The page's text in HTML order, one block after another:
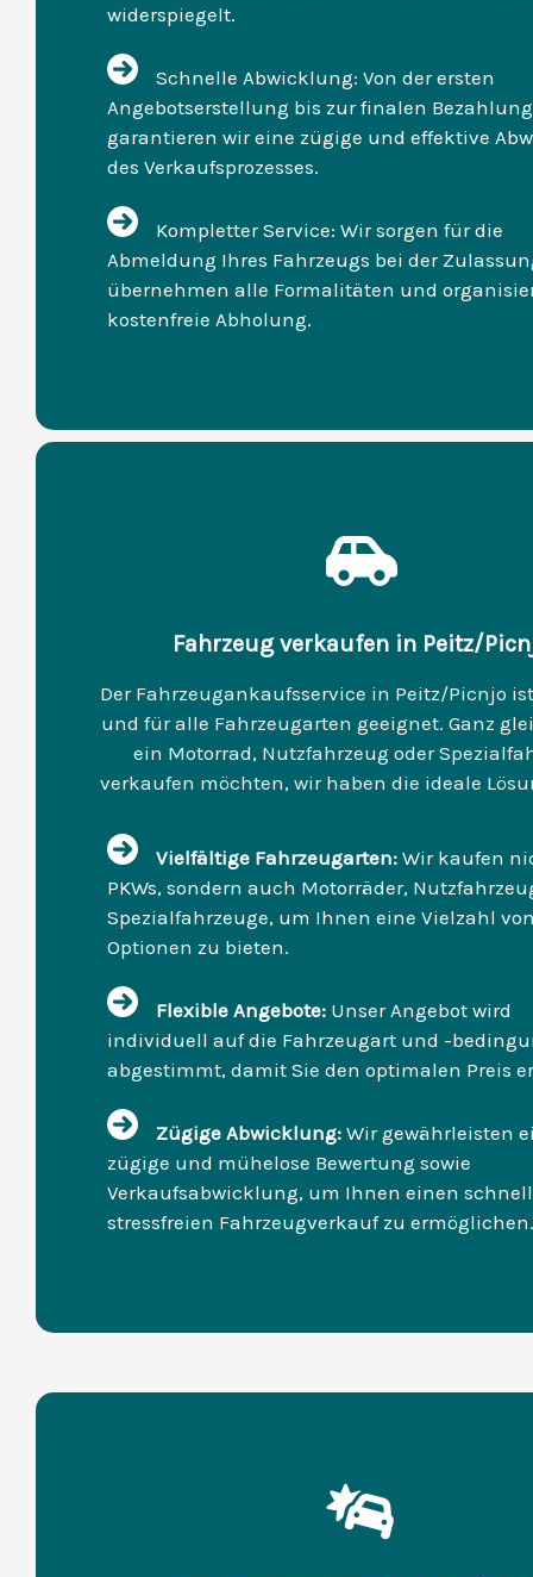
widerspiegelt.
Schnelle Abwicklung: Von der ersten
Angebotserstellung bis zur finalen Bezahlung
garantieren wir eine zügige und effektive
des Verkaufsprozesses.
Kompletter Service: Wir sorgen für die
Abmeldung Ihres Fahrzeugs bei der
übernehmen alle Formalitäten und
kostenfreie Abholung.
Fahrzeug verkaufen in Peitz/
Der Fahrzeugankaufsservice in Peitz/Picnjo
und für alle Fahrzeugarten geeignet. Ganz
ein Motorrad, Nutzfahrzeug oder
verkaufen möchten, wir haben die ideale
Vielfältige Fahrzeugarten: Wir kaufen
PKWs, sondern auch Motorräder,
Spezialfahrzeuge, um Ihnen eine Vielzahl
Optionen zu bieten.
Flexible Angebote: Unser Angebot wird
individuell auf die Fahrzeugart und -
abgestimmt, damit Sie den optimalen Preis
Zügige Abwicklung: Wir gewährleisten
zügige und mühelose Bewertung sowie
Verkaufsabwicklung, um Ihnen einen
stressfreien Fahrzeugverkauf zu ermöglichen.